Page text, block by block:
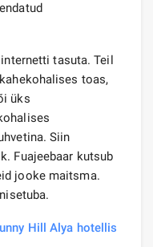
tasuta. Teil
toas,
üks
Siin
Fuajeebaar kutsub
jooke maitsma.
Hill Alya hotellis